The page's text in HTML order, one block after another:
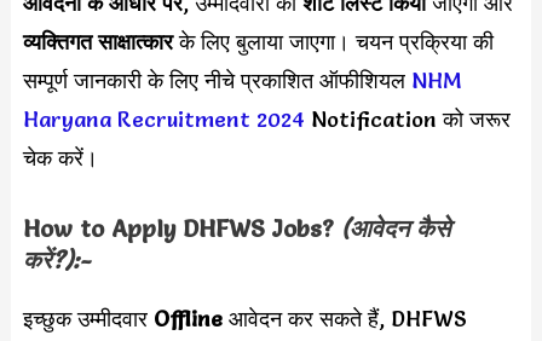
व्यक्तिगत साक्षात्कारके लिए बुलाया जाएगा। चयन प्रक्रिया की
सम्पूर्ण जानकारी के लिए नीचे प्रकाशित ऑफीशियल NHM
Haryana Recruitment 2024 Notification को जरूर
चेक करें।
How to Apply DHFWS Jobs?(आवेदन कैसे
करें?):-
इच्छुक उम्मीदवार Offline आवेदन कर सकते हैं, DHFWS